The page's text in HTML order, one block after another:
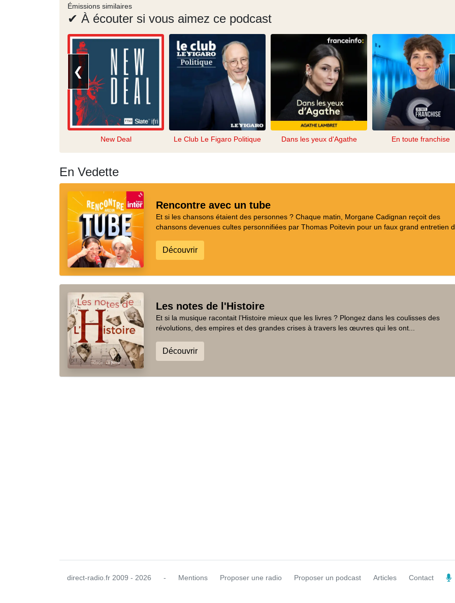
Émissions similaires
✔ À écouter si vous aimez ce podcast
❮
New Deal Le Club Le Figaro Politique Dans les yeux d'Agathe En toute franchise
En Vedette
Rencontre avec un tube
Et si les chansons étaient des personnes ? Chaque matin, Morgane Cadignan reçoit des
chansons devenues cultes personnifiées par Thomas Poitevin pour un faux grand entretien
Découvrir
Les notes de l'Histoire
Et si la musique racontait l’Histoire mieux que les livres ? Plongez dans les coulisses des
révolutions, des empires et des grandes crises à travers les œuvres qui les ont...
Découvrir
direct-radio.fr 2009 - 2026 - Mentions Proposer une radio Proposer un podcast Articles Contact